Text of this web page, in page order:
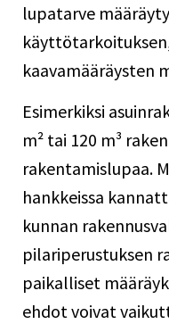
lupatarve
kaavamääräysten
Esimerkiksi
m² tai 120 m³
rakentamislupaa.
hankkeissa
kunnan
pilariperustuksen
paikalliset
ehdot voivat